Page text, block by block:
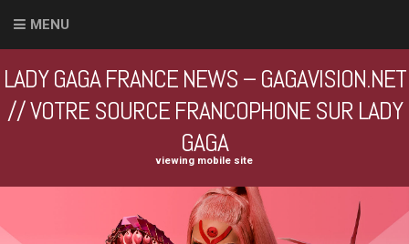
MENU
LADY GAGA FRANCE NEWS – GAGAVISION.NET
// VOTRE SOURCE FRANCOPHONE SUR LADY
GAGA
viewing mobile site